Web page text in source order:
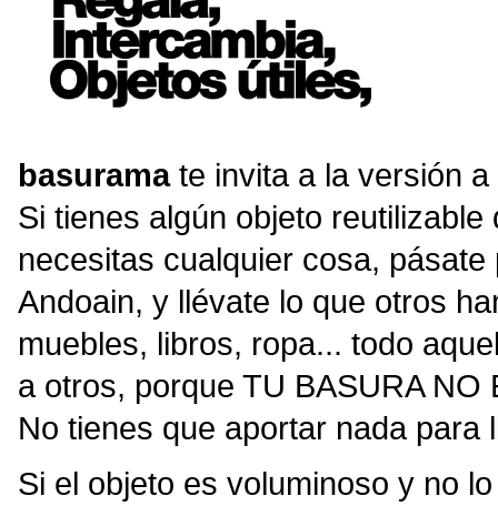
basuramate invita a la versión
Si tienes algún objeto
necesitas cualquier cosa,
Andoain, y llévate lo que otros
muebles, libros, ropa... todo
a otros, porque TU BASURA NO
No tienes que aportar nada para
Si el objeto es voluminoso y no